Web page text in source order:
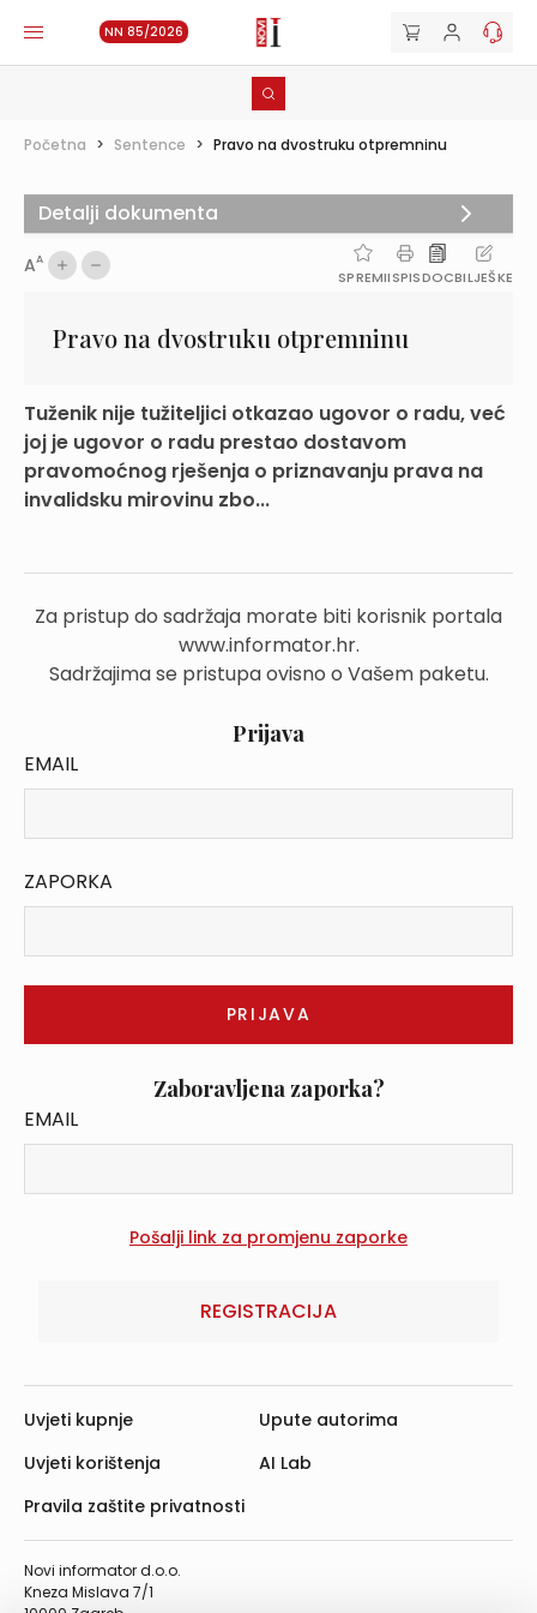
NN 85/2026
Početna > Sentence > Pravo na dvostruku otpremninu
AA
SPREMIISPISDOCBILJEŠKE
Pravo na dvostruku otpremninu
Tuženik nije tužiteljici otkazao ugovor o radu, već
joj je ugovor o radu prestao dostavom
pravomoćnog rješenja o priznavanju prava na
invalidsku mirovinu zbo...
Za pristup do sadržaja morate biti korisnik portala
www.informator.hr.
Sadržajima se pristupa ovisno o Vašem paketu.
Prijava
EMAIL
ZAPORKA
Zaboravljena zaporka?
EMAIL
REGISTRACIJA
Detalji dokumenta
Novi informator d.o.o.
Kneza Mislava 7/1
Uvjeti kupnje
Uvjeti korištenja
Pravila zaštite privatnosti
Upute autorima
AI Lab